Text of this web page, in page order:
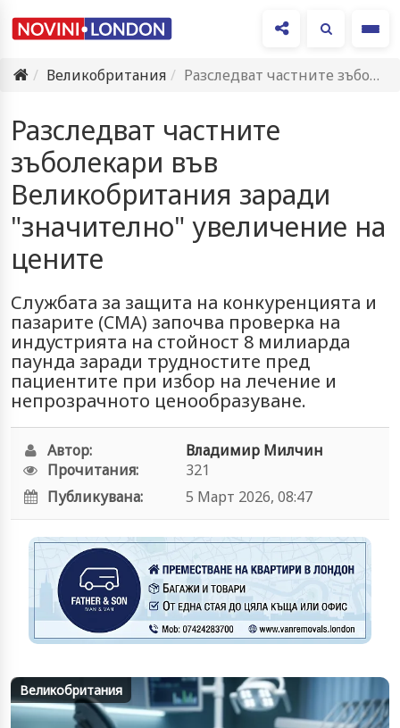
Великобритания
Разследват частните зъболекари във Великобритания заради "значително" увеличение на цените
Разследват частните
зъболекари във
Великобритания заради
"значително" увеличение на
цените
Службата за защита на конкуренцията и
пазарите (CMA) започва проверка на
индустрията на стойност 8 милиарда
паунда заради трудностите пред
пациентите при избор на лечение и
непрозрачното ценообразуване.
Автор:
Владимир Милчин
Прочитания:
321
Публикувана:
5 Март 2026, 08:47
Великобритания